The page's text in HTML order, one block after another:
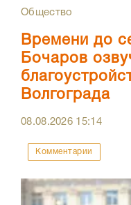
Общество
Времени до
Бочаров
Волгограда
08.08.2026 15:14
Комментарии